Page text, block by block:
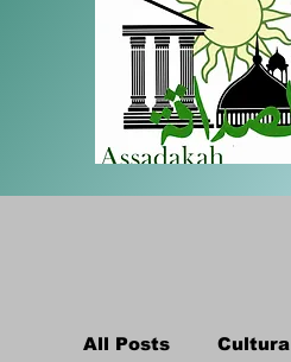
All Posts Cultura